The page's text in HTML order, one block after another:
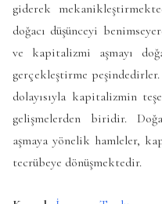
giderek
doğacı düşünceyi
ve kapitalizmi aşmayı
gerçekleştirme
dolayısıyla kapitalizmin
gelişmelerden biridir.
aşmaya yönelik hamleler,
tecrübeye dönüşmektedir.